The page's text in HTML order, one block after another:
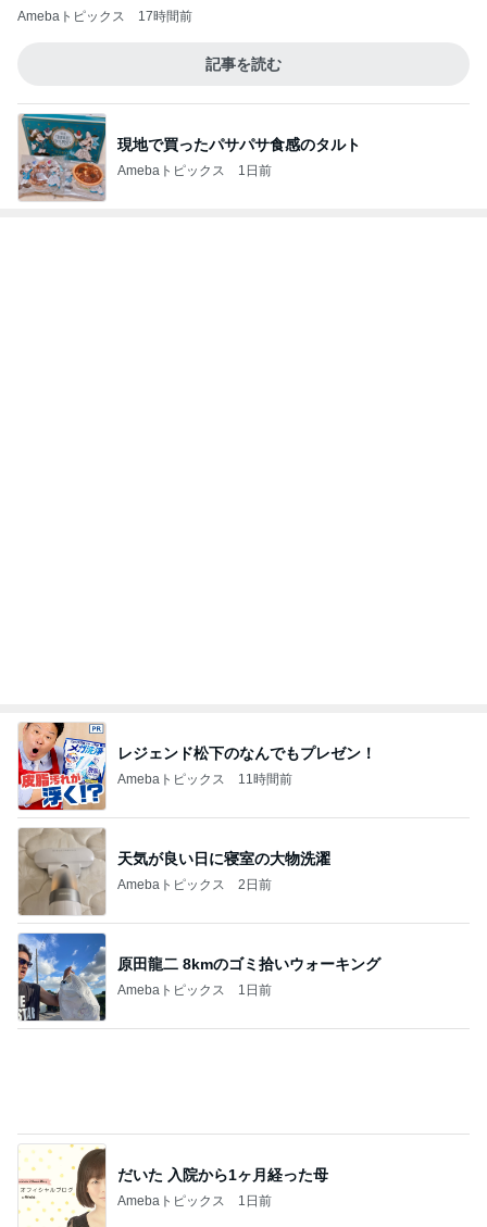
Amebaトピックス 17時間前
記事を読む
現地で買ったパサパサ食感のタルト
Amebaトピックス 1日前
モト冬樹 自画自賛した手作り夕食
Amebaトピックス
記事を読む